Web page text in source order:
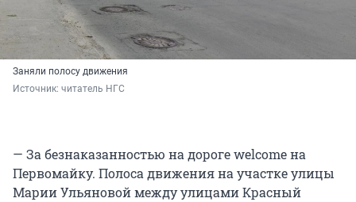
Заняли полосу движения
Источник: читатель НГС
— За безнаказанностью на дороге welcome на
Первомайку. Полоса движения на участке улицы
Марии Ульяновой между улицами Красный